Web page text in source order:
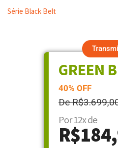
Série Black Belt
GREEN
40% OFF
De
Por 12x de